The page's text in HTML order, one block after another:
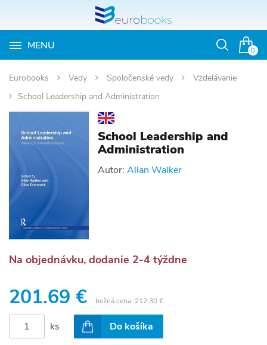
0
MENU
Otvoriť
Eurobooks Vedy Spoločenské vedy
Vzdelávanie
School Leadership and Administration
School Leadership and
Administration
Autor: Allan Walker
Na objednávku, dodanie 2-4 týždne
201.69 € bežná cena: 212.30 €
ks Do košíka